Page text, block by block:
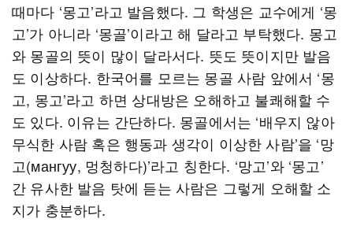
때마다 ‘몽고’라고 발음했다. 그 학생은 교수에게 ‘몽
고’가 아니라 ‘몽골’이라고 해 달라고 부탁했다. 몽고
와 몽골의 뜻이 많이 달라서다. 뜻도 뜻이지만 발음
도 이상하다. 한국어를 모르는 몽골 사람 앞에서 ‘몽
고, 몽고’라고 하면 상대방은 오해하고 불쾌해할 수
도 있다. 이유는 간단하다. 몽골에서는 ‘배우지 않아
무식한 사람 혹은 행동과 생각이 이상한 사람’을 ‘망
고(мангуу, 멍청하다)’라고 칭한다. ‘망고’와 ‘몽고’
간 유사한 발음 탓에 듣는 사람은 그렇게 오해할 소
지가 충분하다.